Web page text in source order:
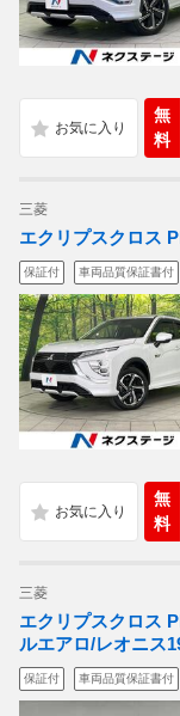
無
料
三菱
エクリプスクロス
保証付 車両品質保証書付
無
料
三菱
エクリプスクロス
ルエアロ/レオニス
保証付 車両品質保証書付